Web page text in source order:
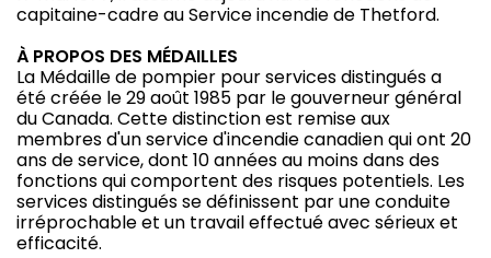
capitaine-cadre au Service incendie de Thetford.
À PROPOS DES MÉDAILLES
La Médaille de pompier pour services distingués a
été créée le 29 août 1985 par le gouverneur général
du Canada. Cette distinction est remise aux
membres d'un service d'incendie canadien qui ont 20
ans de service, dont 10 années au moins dans des
fonctions qui comportent des risques potentiels. Les
services distingués se définissent par une conduite
irréprochable et un travail effectué avec sérieux et
efficacité.